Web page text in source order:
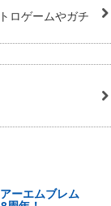
ロゲームやガチ
ーエムブレム